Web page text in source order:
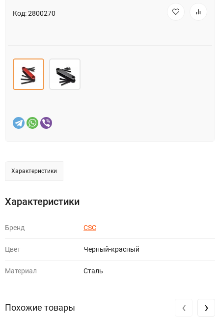
Код:2800270
Характеристики
Характеристики
Бренд CSC
Цвет Черный-красный
Материал Сталь
Похожие товары ‹ ›